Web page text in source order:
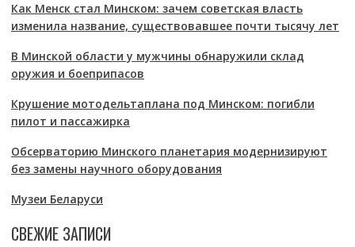
Как Менск стал Минском: зачем советская власть
изменила название, существовавшее почти тысячу лет
В Минской области у мужчины обнаружили склад
оружия и боеприпасов
Крушение мотодельтаплана под Минском: погибли
пилот и пассажирка
Обсерваторию Минского планетария модернизируют
без замены научного оборудования
Музеи Беларуси
СВЕЖИЕ ЗАПИСИ